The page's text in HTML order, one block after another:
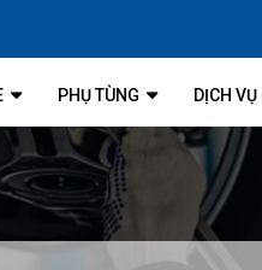
PHỤ TÙNG DỊCH VỤ